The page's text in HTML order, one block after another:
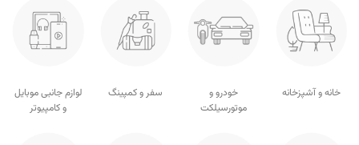
خانه و آشپزخانه
خودرو و
موتورسیلکت
سفر و کمپینگ
لوازم جانبی موبایل
و کامپیوتر